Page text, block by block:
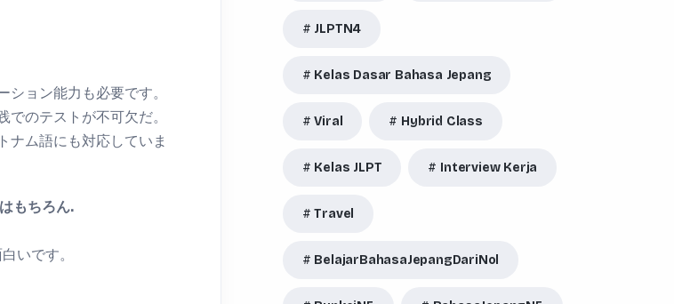
ション能力も必要です。
でのテストが不可欠だ。
ナム語にも対応していま
もちろん.
いです。
JLPTN4
Kelas Dasar Bahasa Jepang
Viral Hybrid Class
Kelas JLPT Interview Kerja
Travel
BelajarBahasaJepangDariNol